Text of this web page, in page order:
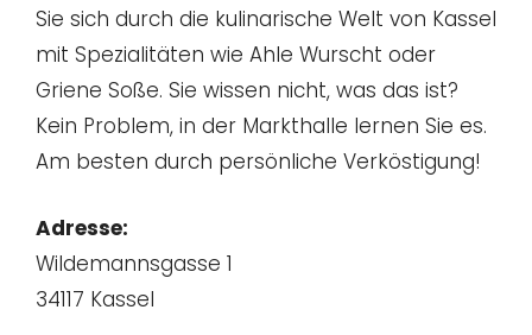
Sie sich durch die kulinarische Welt von Kassel
mit Spezialitäten wie Ahle Wurscht oder
Griene Soße. Sie wissen nicht, was das ist?
Kein Problem, in der Markthalle lernen Sie es.
Am besten durch persönliche Verköstigung!
Adresse:
Wildemannsgasse 1
34117 Kassel